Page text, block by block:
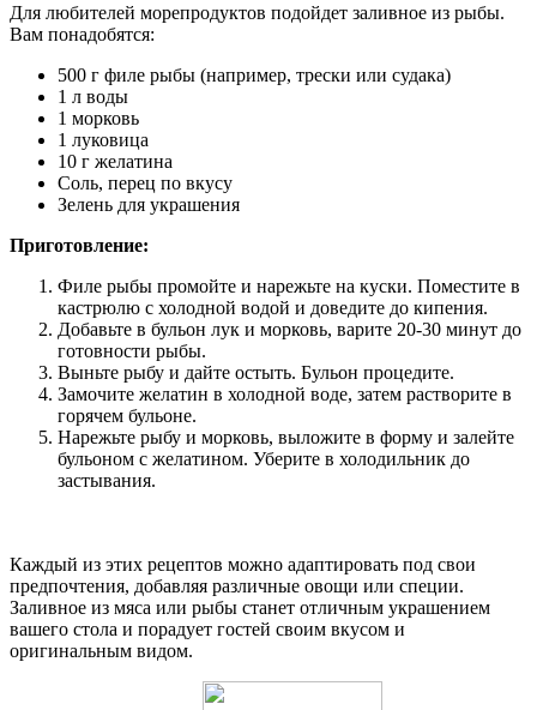
Для любителей морепродуктов подойдет заливное из рыбы.
Вам понадобятся:
500 г филе рыбы (например, трески или судака)
1 л воды
1 морковь
1 луковица
10 г желатина
Соль, перец по вкусу
Зелень для украшения
Приготовление:
Филе рыбы промойте и нарежьте на куски. Поместите в
кастрюлю с холодной водой и доведите до кипения.
Добавьте в бульон лук и морковь, варите 20-30 минут до
готовности рыбы.
Выньте рыбу и дайте остыть. Бульон процедите.
Замочите желатин в холодной воде, затем растворите в
горячем бульоне.
Нарежьте рыбу и морковь, выложите в форму и залейте
бульоном с желатином. Уберите в холодильник до
застывания.
Каждый из этих рецептов можно адаптировать под свои
предпочтения, добавляя различные овощи или специи.
Заливное из мяса или рыбы станет отличным украшением
вашего стола и порадует гостей своим вкусом и
оригинальным видом.